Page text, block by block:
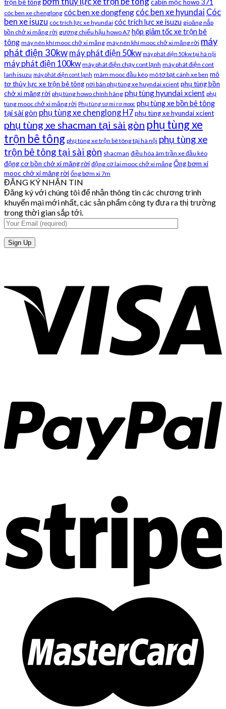
trộn bê tông cabin mộc howo 371
cóc ben xe chenglong cóc ben xe dongfeng cóc ben xe hyundai Cóc
ben xe isuzu cóc trích lực xe hyundai cóc trích lực xe isuzu gioăng nắp
bồn chở xi măng rời gương chiếu hậu howo A7 hộp giảm tốc xe trộn bê
tông máy nén khí mooc chở xi măng máy nén khí mooc chở xi măng rời máy
phát điện 30kw máy phát điện 50kw máy phát điện 50kw tại hà nội
máy phát điện 100kw máy phát điện chạy cont lạnh máy phát điện cont
lanh isuzu máy phát điện cont lạnh mâm mooc đầu kéo mô tơ bạt cánh xe ben mô
tơ thủy lực xe trộn bê tông nơi bán phụ tùng xe huyndai xcient phụ tùng bồn
chở xi măng rời phụ tùng howo chính hãng phụ tùng hyundai xcient phụ
tùng mooc chở xi măng rời Phụ tùng sơ mi rơ mooc phụ tùng xe bồn bê tông
tại sài gòn phụ tùng xe chenglong H7phụ tùng xe hyundai xcient
phụ tùng xe shacman tại sài gòn phụ tùng xe
trộn bê tông phụ tùng xe trộn bê tông tại hà nội phụ tùng xe
trộn bê tông tại sài gòn shacman điều hòa âm trần xe đầu kéo
động cơ bồn chở xi măng rời động cơ lai mooc chở xi măng Ống bơm xi
mooc chở xi măng rời ống bơm xi 7m
ĐĂNG KÝ NHẬN TIN
Đăng ký với chúng tôi để nhận thông tin các chương trình
khuyến mại mới nhất, các sản phẩm công ty đưa ra thị trường
trong thời gian sắp tới.